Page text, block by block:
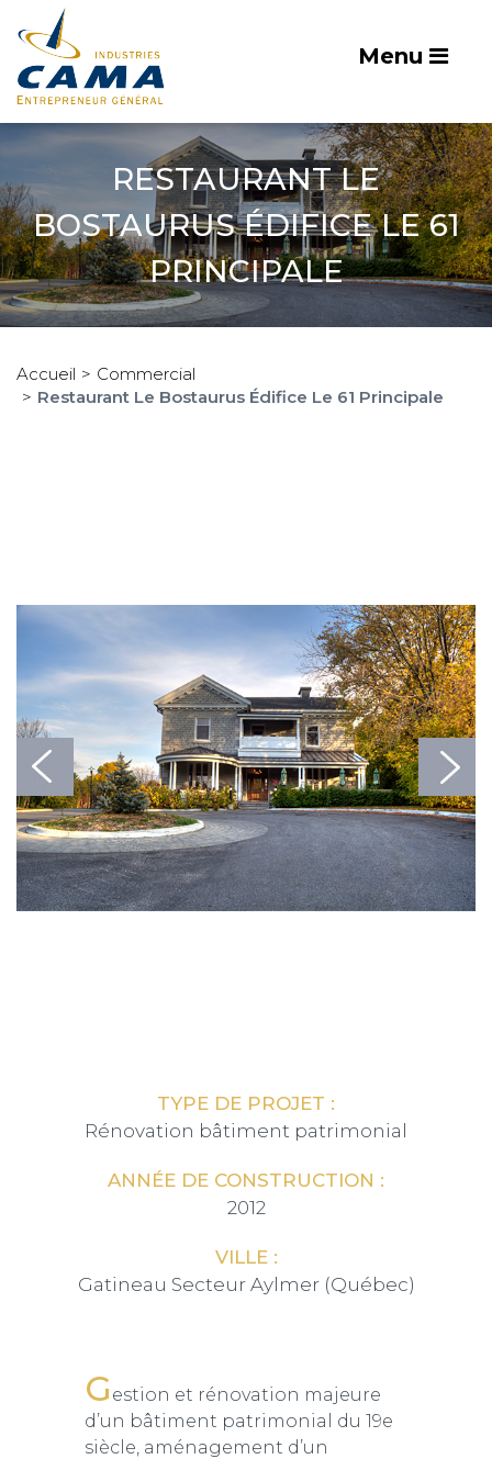
Menu
RESTAURANT LE
BOSTAURUS ÉDIFICE LE 61
PRINCIPALE
Accueil
Commercial
Restaurant Le Bostaurus Édifice Le 61 Principale
TYPE DE PROJET :
Rénovation bâtiment patrimonial
ANNÉE DE CONSTRUCTION :
2012
VILLE :
Gatineau Secteur Aylmer (Québec)
G estion et rénovation majeure
d’un bâtiment patrimonial du 19e
siècle, aménagement d’un